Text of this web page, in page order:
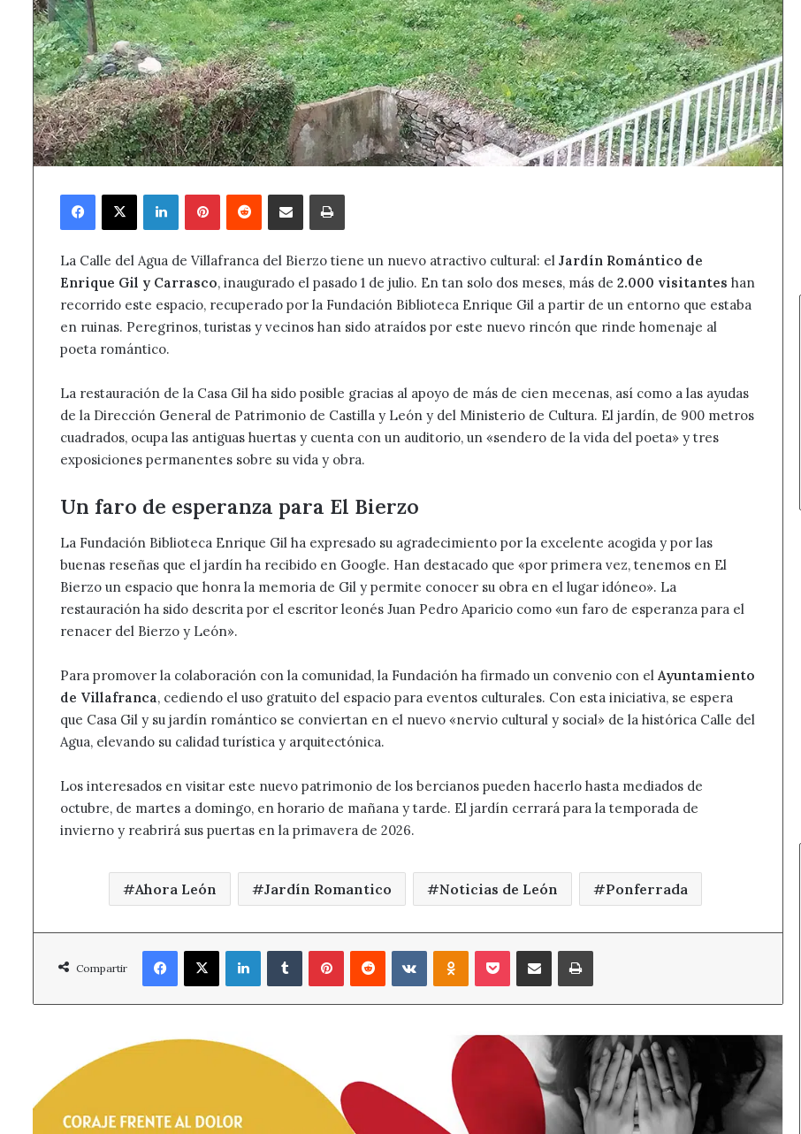
Facebook
X LinkedInPinterestReddit Compartir por correo electrónicoImprimir
La Calle del Agua de Villafranca del Bierzo tiene un nuevo atractivo cultural: el Jardín Romántico de
Enrique Gil y Carrasco, inaugurado el pasado 1 de julio. En tan solo dos meses, más de 2.000 visitantes han
recorrido este espacio, recuperado por la Fundación Biblioteca Enrique Gil a partir de un entorno que estaba
en ruinas. Peregrinos, turistas y vecinos han sido atraídos por este nuevo rincón que rinde homenaje al
poeta romántico.
La restauración de la Casa Gil ha sido posible gracias al apoyo de más de cien mecenas, así como a las ayudas
de la Dirección General de Patrimonio de Castilla y León y del Ministerio de Cultura. El jardín, de 900 metros
cuadrados, ocupa las antiguas huertas y cuenta con un auditorio, un «sendero de la vida del poeta» y tres
exposiciones permanentes sobre su vida y obra.
Un faro de esperanza para El Bierzo
La Fundación Biblioteca Enrique Gil ha expresado su agradecimiento por la excelente acogida y por las
buenas reseñas que el jardín ha recibido en Google. Han destacado que «por primera vez, tenemos en El
Bierzo un espacio que honra la memoria de Gil y permite conocer su obra en el lugar idóneo». La
restauración ha sido descrita por el escritor leonés Juan Pedro Aparicio como «un faro de esperanza para el
renacer del Bierzo y León».
Para promover la colaboración con la comunidad, la Fundación ha firmado un convenio con el Ayuntamiento
de Villafranca, cediendo el uso gratuito del espacio para eventos culturales. Con esta iniciativa, se espera
que Casa Gil y su jardín romántico se conviertan en el nuevo «nervio cultural y social» de la histórica Calle del
Agua, elevando su calidad turística y arquitectónica.
Los interesados en visitar este nuevo patrimonio de los bercianos pueden hacerlo hasta mediados de
octubre, de martes a domingo, en horario de mañana y tarde. El jardín cerrará para la temporada de
invierno y reabrirá sus puertas en la primavera de 2026.
Ahora León Jardín Romantico Noticias de León Ponferrada
Compartir
Facebook
X LinkedInTumblrPinterestReddit VKontakteOdnoklassniki
PocketCompartir por correo electrónicoImprimir